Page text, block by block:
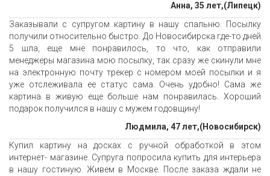
Анна, 35 лет,(Липецк)
Заказывали с супругом картину в нашу спальню. Посылку
получили относительно быстро. До Новосибирска где-то дней
5 шла, еще мне понравилось, то что, как отправили
менеджеры магазина мою посылку, так сразу же скинули мне
на электронную почту трекер с номером моей посылки и я
уже отслеживала ее статус сама. Очень удобно! Сама же
картина в живую еще больше нам понравилась. Хороший
подарок получился в нашу с мужем годовщину!
Людмила, 47 лет,(Новосибирск)
Купил картину на досках с ручной обработкой в этом
интернет- магазине. Супруга попросила купить для интерьера
в нашу гостиную. Живем в Москве. После заказа ждали не